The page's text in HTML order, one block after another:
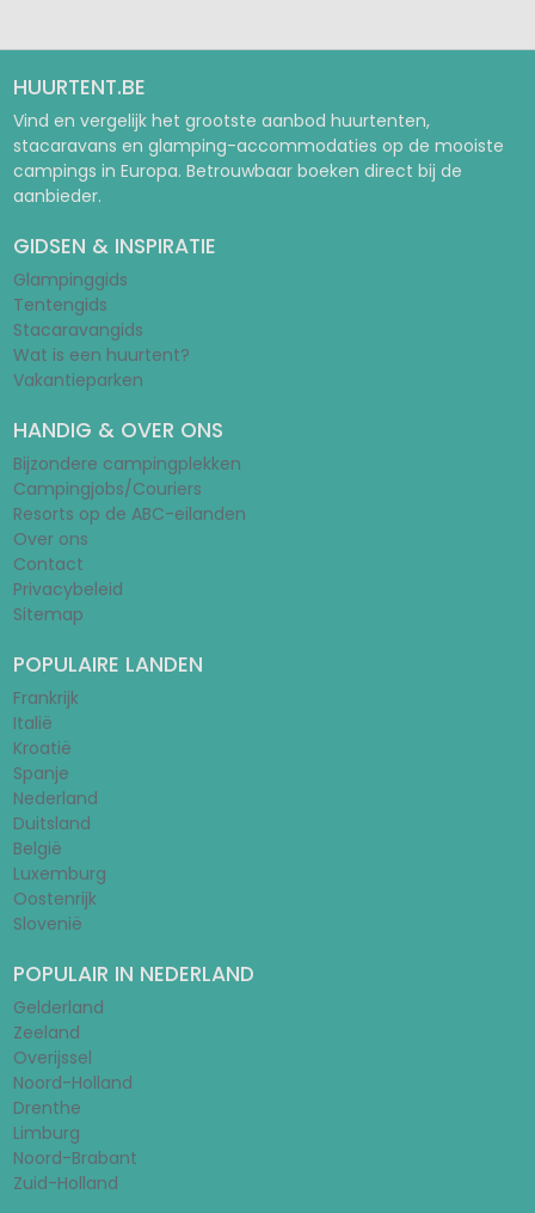
HUURTENT.BE
Vind en vergelijk het grootste aanbod huurtenten,
stacaravans en glamping-accommodaties op de mooiste
campings in Europa. Betrouwbaar boeken direct bij de
aanbieder.
GIDSEN & INSPIRATIE
Glampinggids
Tentengids
Stacaravangids
Wat is een huurtent?
Vakantieparken
HANDIG & OVER ONS
Bijzondere campingplekken
Campingjobs/Couriers
Resorts op de ABC-eilanden
Over ons
Contact
Privacybeleid
Sitemap
POPULAIRE LANDEN
Frankrijk
Italië
Kroatië
Spanje
Nederland
Duitsland
België
Luxemburg
Oostenrijk
Slovenië
POPULAIR IN NEDERLAND
Gelderland
Zeeland
Overijssel
Noord-Holland
Drenthe
Limburg
Noord-Brabant
Zuid-Holland